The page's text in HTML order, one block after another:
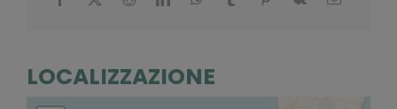
LOCALIZZAZIONE